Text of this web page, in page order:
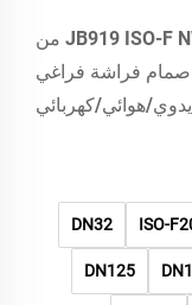
صمام فراشة عالي الفراغ من النوع JB919 ISO-F NW من
الفولاذ المقاوم للصدأ SS304 SS316L صمام فراشة فراغي
يدوي/هوائي/كهربائي
ISO-
DN32
DN125